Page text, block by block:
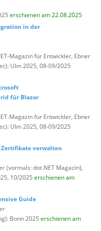
erschienen am 22.08.2025
in der
Magazin für Entwickler, Ebner
Ulm 2025, 08-09/2025
für Blazor
Magazin für Entwickler, Ebner
Ulm 2025, 08-09/2025
Zertifikate verwalten
(vormals: dot.NET Magazin),
10/2025 erschienen am
Guide
Bonn 2025 erschienen am